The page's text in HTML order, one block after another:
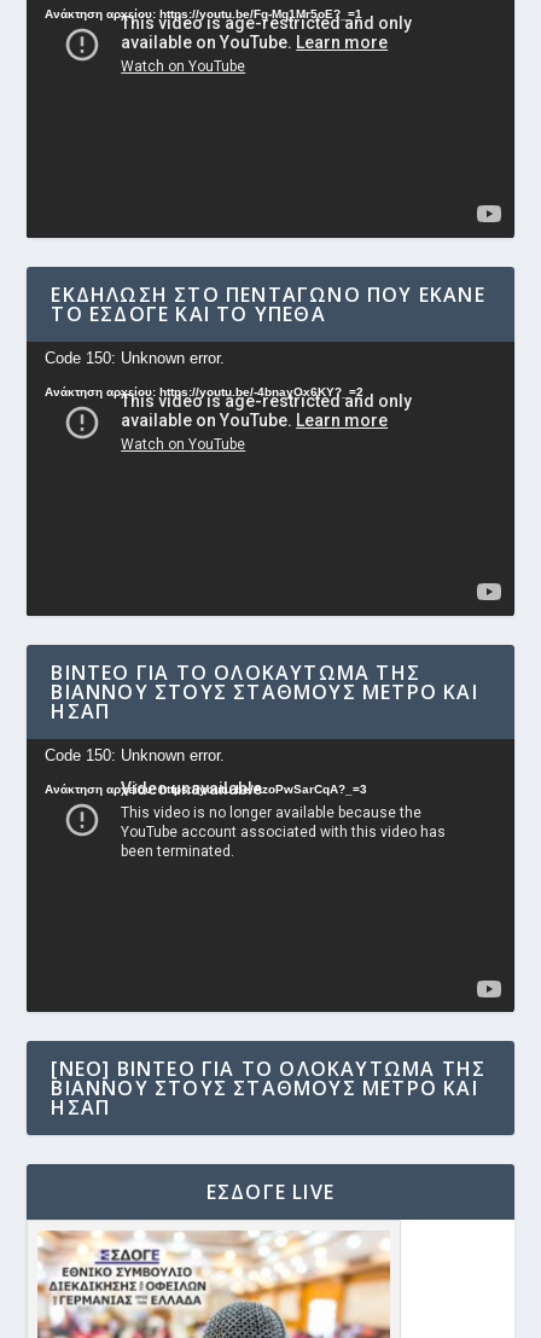
Αναπαραγωγής
Βίντεο
Ανάκτηση αρχείου: https://youtu.be/Fg-Mq1Mr5oE?_=1
ΕΚΔΉΛΩΣΗ ΣΤΟ ΠΕΝΤΆΓΩΝΟ ΠΟΥ ΈΚΑΝΕ
ΤΟ ΕΣΔΟΓΕ ΚΑΙ ΤΟ ΥΠΕΘΑ
Πρόγραμμα
Αναπαραγωγής
Βίντεο
Code 150: Unknown error.
Ανάκτηση αρχείου: https://youtu.be/-4bnayOx6KY?_=2
ΒΊΝΤΕΟ ΓΙΑ ΤΟ ΟΛΟΚΑΎΤΩΜΑ ΤΗΣ
ΒΙΆΝΝΟΥ ΣΤΟΥΣ ΣΤΑΘΜΟΎΣ ΜΕΤΡΟ ΚΑΙ
ΗΣΑΠ
Πρόγραμμα
Αναπαραγωγής
Βίντεο
Code 150: Unknown error.
Ανάκτηση αρχείου: https://youtu.be/AzoPwSarCqA?_=3
[NEO] ΒΊΝΤΕΟ ΓΙΑ ΤΟ ΟΛΟΚΑΎΤΩΜΑ ΤΗΣ
ΒΙΆΝΝΟΥ ΣΤΟΥΣ ΣΤΑΘΜΟΎΣ ΜΕΤΡΟ ΚΑΙ
ΗΣΑΠ
ΕΣΔΟΓΕ LIVE